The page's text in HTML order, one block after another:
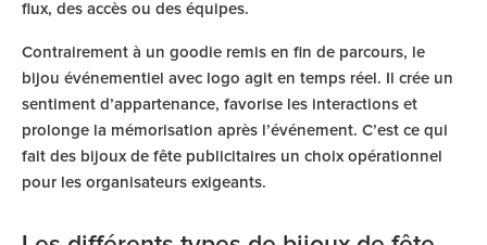
flux, des accès ou des équipes.
Contrairement à un goodie remis en fin de parcours, le
bijou événementiel avec logo agit en temps réel. Il crée un
sentiment d’appartenance, favorise les interactions et
prolonge la mémorisation après l’événement. C’est ce qui
fait des bijoux de fête publicitaires un choix opérationnel
pour les organisateurs exigeants.